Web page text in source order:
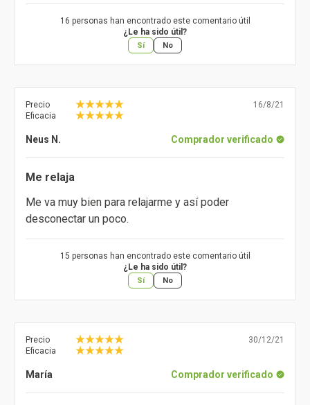
16 personas han encontrado este comentario útil
¿Le ha sido útil?
Sí No
Precio
Eficacia
16/8/21
Neus N. Comprador verificado
Me relaja
Me va muy bien para relajarme y así poder
desconectar un poco.
15 personas han encontrado este comentario útil
¿Le ha sido útil?
Sí No
Precio
Eficacia
30/12/21
María Comprador verificado